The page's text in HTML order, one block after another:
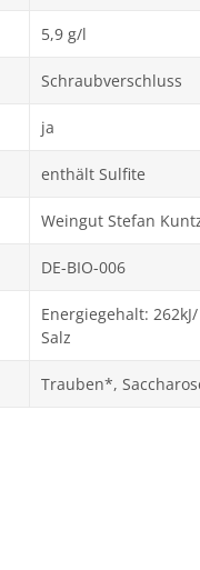
5,9 g/l
Schraubverschluss
ja
enthält Sulfite
Weingut Stefan
DE-BIO-006
Energiegehalt:
Salz
Trauben*,